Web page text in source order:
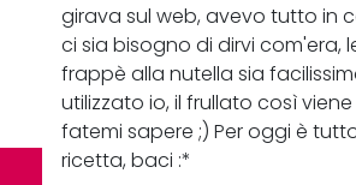
girava sul web, avevo tutto in
ci sia bisogno di dirvi com'era,
frappè alla nutella sia
utilizzato io, il frullato così
fatemi sapere ;) Per oggi è
ricetta, baci :*